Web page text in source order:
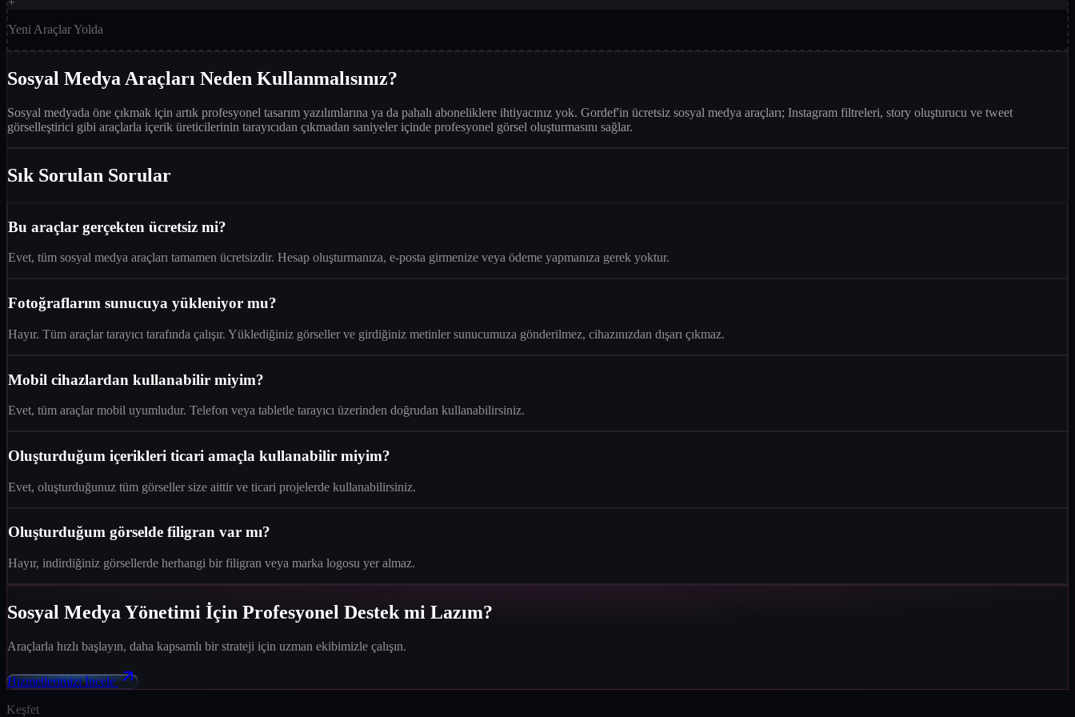
Yeni Araçlar Yolda
Sosyal Medya Araçları Neden Kullanmalısınız?
Sosyal medyada öne çıkmak için artık profesyonel tasarım yazılımlarına ya da pahalı aboneliklere ihtiyacınız yok. Gordef'in ücretsiz sosyal medya araçları; Instagram filtreleri, story oluşturucu ve tweet
görselleştirici gibi araçlarla içerik üreticilerinin tarayıcıdan çıkmadan saniyeler içinde profesyonel görsel oluşturmasını sağlar.
Sık Sorulan Sorular
Bu araçlar gerçekten ücretsiz mi?
Evet, tüm sosyal medya araçları tamamen ücretsizdir. Hesap oluşturmanıza, e-posta girmenize veya ödeme yapmanıza gerek yoktur.
Fotoğraflarım sunucuya yükleniyor mu?
Hayır. Tüm araçlar tarayıcı tarafında çalışır. Yüklediğiniz görseller ve girdiğiniz metinler sunucumuza gönderilmez, cihazınızdan dışarı çıkmaz.
Mobil cihazlardan kullanabilir miyim?
Evet, tüm araçlar mobil uyumludur. Telefon veya tabletle tarayıcı üzerinden doğrudan kullanabilirsiniz.
Oluşturduğum içerikleri ticari amaçla kullanabilir miyim?
Evet, oluşturduğunuz tüm görseller size aittir ve ticari projelerde kullanabilirsiniz.
Oluşturduğum görselde filigran var mı?
Hayır, indirdiğiniz görsellerde herhangi bir filigran veya marka logosu yer almaz.
Sosyal Medya Yönetimi İçin Profesyonel Destek mi Lazım?
Araçlarla hızlı başlayın, daha kapsamlı bir strateji için uzman ekibimizle çalışın.
Hizmetlerimizi İncele
Keşfet